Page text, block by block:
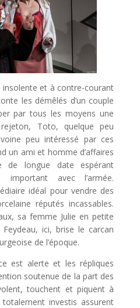
insolente et à contre-courant
les démêlés d’un couple
par tous les moyens une
Toto, quelque peu
peu intéressé par ces
un ami et homme d’affaires
de longue date espérant
avec l’armée.
idéal pour vendre des
réputés incassables.
sa femme Julie en petite
ici, brise le carcan
de l’époque.
est alerte et les répliques
soutenue de la part des
touchent et piquent à
investis assurent